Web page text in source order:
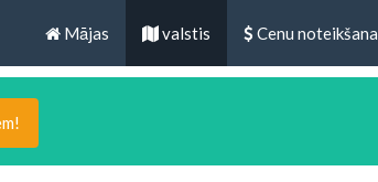
Mājas valstis Cenu noteikšana